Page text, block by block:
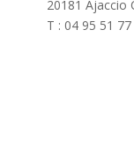
20181 Ajaccio
T : 04 95 51